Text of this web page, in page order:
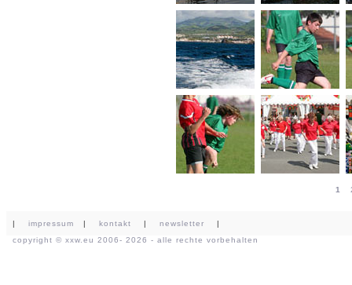
1
| impressum | kontakt | newsletter |
copyright © xxw.eu 2006- 2026 - alle rechte vorbehalten